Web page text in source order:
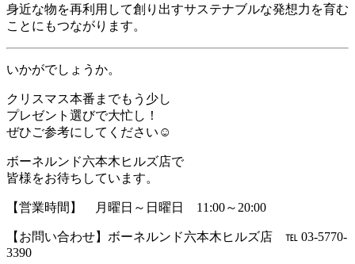
身近な物を再利用して創り出すサステナブルな発想力を育む
ことにもつながります。
いかがでしょうか。
クリスマス本番までもう少し
プレゼント選びで大忙し！
ぜひご参考にしてください☺
ボーネルンド六本木ヒルズ店で
皆様をお待ちしています。
【営業時間】 月曜日～日曜日 11:00～20:00
【お問い合わせ】ボーネルンド六本木ヒルズ店 ℡ 03-5770-
3390